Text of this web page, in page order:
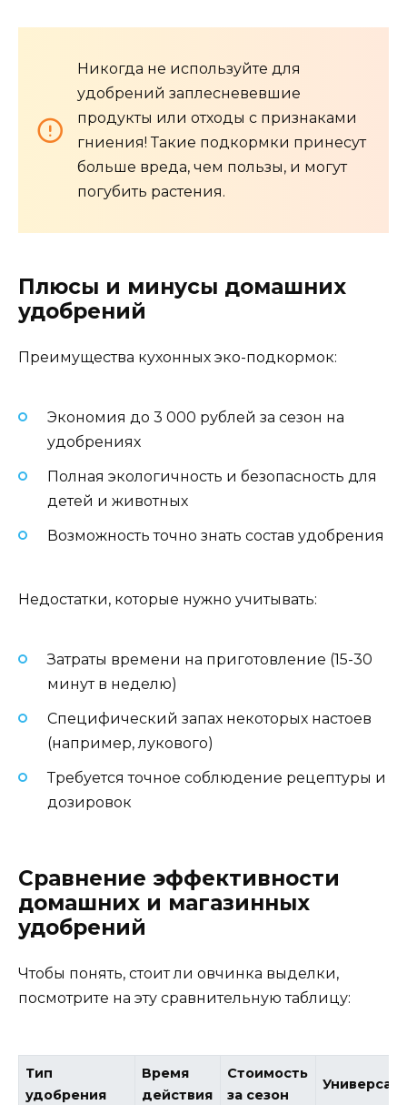
Никогда не используйте для
удобрений заплесневевшие
продукты или отходы с признаками
гниения! Такие подкормки принесут
больше вреда, чем пользы, и могут
погубить растения.
Плюсы и минусы домашних
удобрений
Преимущества кухонных эко-подкормок:
Экономия до 3 000 рублей за сезон на
удобрениях
Полная экологичность и безопасность для
детей и животных
Возможность точно знать состав удобрения
Недостатки, которые нужно учитывать:
Затраты времени на приготовление (15-30
минут в неделю)
Специфический запах некоторых настоев
(например, лукового)
Требуется точное соблюдение рецептуры и
дозировок
Сравнение эффективности
домашних и магазинных
удобрений
Чтобы понять, стоит ли овчинка выделки,
посмотрите на эту сравнительную таблицу:
Тип
удобрения
Время
действия
Стоимость
за сезон